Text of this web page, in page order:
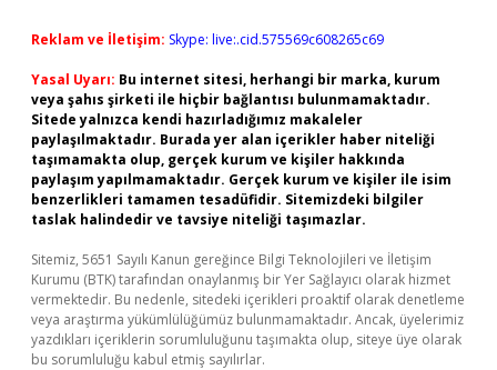
Reklam ve İletişim: Skype: live:.cid.575569c608265c69
Yasal Uyarı: Bu internet sitesi, herhangi bir marka, kurum
veya şahıs şirketi ile hiçbir bağlantısı bulunmamaktadır.
Sitede yalnızca kendi hazırladığımız makaleler
paylaşılmaktadır. Burada yer alan içerikler haber niteliği
taşımamakta olup, gerçek kurum ve kişiler hakkında
paylaşım yapılmamaktadır. Gerçek kurum ve kişiler ile isim
benzerlikleri tamamen tesadüfidir. Sitemizdeki bilgiler
taslak halindedir ve tavsiye niteliği taşımazlar.
Sitemiz, 5651 Sayılı Kanun gereğince Bilgi Teknolojileri ve İletişim
Kurumu (BTK) tarafından onaylanmış bir Yer Sağlayıcı olarak hizmet
vermektedir. Bu nedenle, sitedeki içerikleri proaktif olarak denetleme
veya araştırma yükümlülüğümüz bulunmamaktadır. Ancak, üyelerimiz
yazdıkları içeriklerin sorumluluğunu taşımakta olup, siteye üye olarak
bu sorumluluğu kabul etmiş sayılırlar.